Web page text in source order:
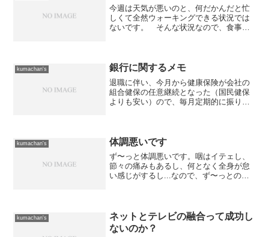
今週は天気が悪いのと、何だかんだと忙
しくて全然ウォーキングできる状況では
ないです。 そんな状況なので、食事で
なってきました。 ウォー...
kumachan's 銀行に関するメモ
退職に伴い、今月から健康保険が会社の
組合健保の任意継続となった（国民健保
よりも安い）ので、毎月定期的に振り込
にしても...銀行口座多...
kumachan's 体調悪いです
ず〜っと体調悪いです。咽はイテェし、
節々の痛みもあるし、何となく全身が怠
い感じがするし...なので、ず〜っとのど
のんだりして...で...
kumachan's
ネットとテレビの融合って成功し
ないのか？